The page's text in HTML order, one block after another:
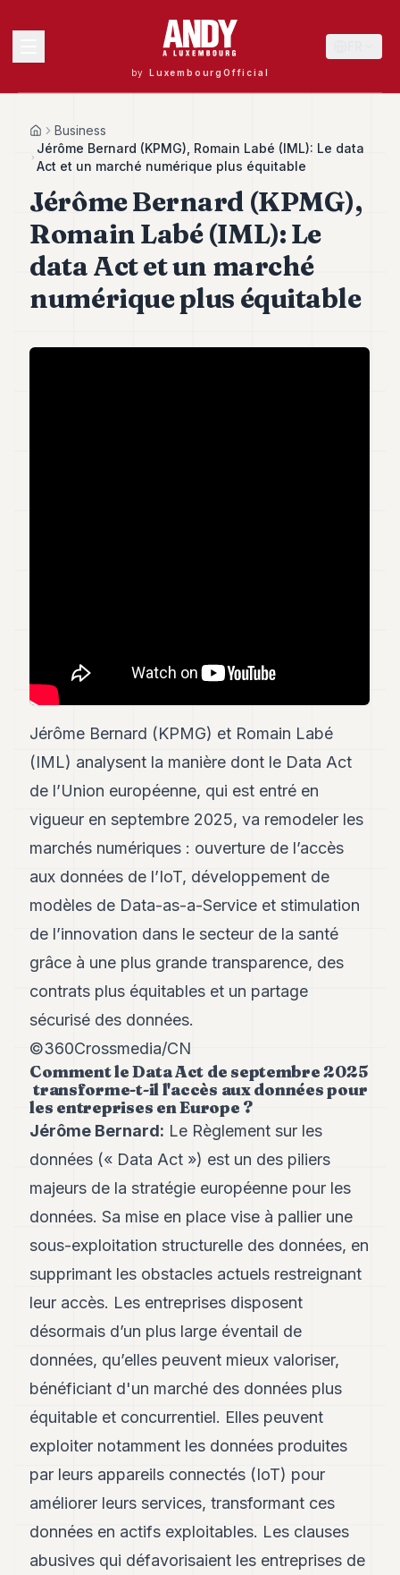
by LuxembourgOfficial
Andy
40
Andy
39
Andy
Andy
36
Andy
Andy
Andy
22
21
Andy
19
Andy
Andy
16
15
Andy
14
Andy
Andy
12
Andy
11
Andy
Andy
Andy
8
7
Andy
Andy
3
FINANCE
ART
VIVRE
HomeBusiness
Jérôme Bernard (KPMG), Romain Labé (IML): Le data
Act et un marché numérique plus équitable
Jérôme Bernard (KPMG),
Romain Labé (IML): Le
data Act et un marché
numérique plus équitable
Jérôme Bernard (KPMG) et Romain Labé
(IML) analysent la manière dont le Data Act
de l’Union européenne, qui est entré en
vigueur en septembre 2025, va remodeler les
marchés numériques : ouverture de l’accès
aux données de l’IoT, développement de
modèles de Data-as-a-Service et stimulation
de l’innovation dans le secteur de la santé
grâce à une plus grande transparence, des
contrats plus équitables et un partage
sécurisé des données.
©360Crossmedia/CN
Comment le Data Act de septembre 2025
transforme-t-il l'accès aux données pour
les entreprises en Europe ?
Jérôme Bernard: Le Règlement sur les
données (« Data Act ») est un des piliers
majeurs de la stratégie européenne pour les
données. Sa mise en place vise à pallier une
sous-exploitation structurelle des données, en
supprimant les obstacles actuels restreignant
leur accès. Les entreprises disposent
désormais d’un plus large éventail de
données, qu’elles peuvent mieux valoriser,
bénéficiant d'un marché des données plus
équitable et concurrentiel. Elles peuvent
exploiter notamment les données produites
par leurs appareils connectés (IoT) pour
améliorer leurs services, transformant ces
données en actifs exploitables. Les clauses
abusives qui défavorisaient les entreprises de